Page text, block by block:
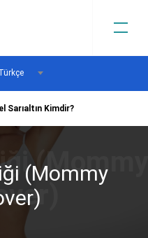
Sarıaltın Kimdir?
(Mommy